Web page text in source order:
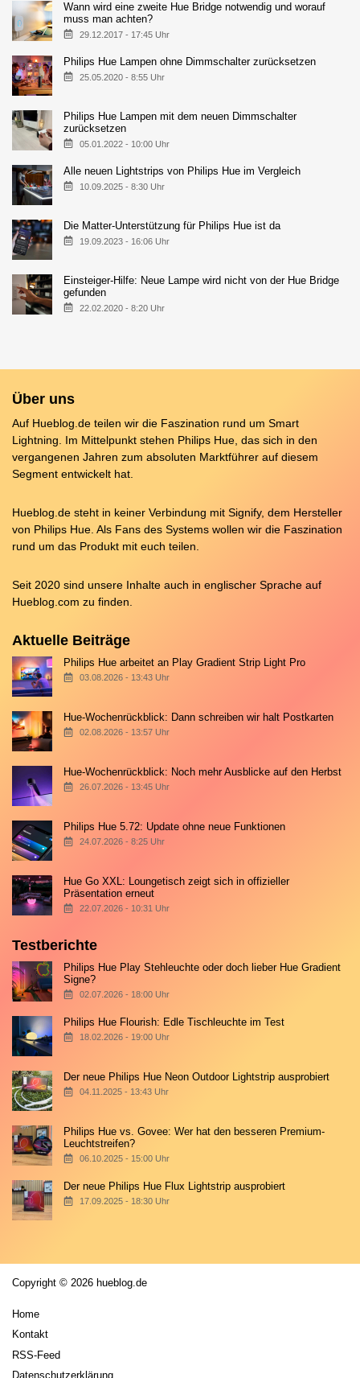
Wann wird eine zweite Hue Bridge notwendig und worauf
muss man achten?
29.12.2017 - 17:45 Uhr
Philips Hue Lampen ohne Dimmschalter zurücksetzen
25.05.2020 - 8:55 Uhr
Philips Hue Lampen mit dem neuen Dimmschalter
zurücksetzen
05.01.2022 - 10:00 Uhr
Alle neuen Lightstrips von Philips Hue im Vergleich
10.09.2025 - 8:30 Uhr
Die Matter-Unterstützung für Philips Hue ist da
19.09.2023 - 16:06 Uhr
Einsteiger-Hilfe: Neue Lampe wird nicht von der Hue Bridge
gefunden
22.02.2020 - 8:20 Uhr
Über uns
Auf Hueblog.de teilen wir die Faszination rund um Smart
Lightning. Im Mittelpunkt stehen Philips Hue, das sich in den
vergangenen Jahren zum absoluten Marktführer auf diesem
Segment entwickelt hat.
Hueblog.de steht in keiner Verbindung mit Signify, dem Hersteller
von Philips Hue. Als Fans des Systems wollen wir die Faszination
rund um das Produkt mit euch teilen.
Seit 2020 sind unsere Inhalte auch in englischer Sprache auf
Hueblog.com zu finden.
Aktuelle Beiträge
Philips Hue arbeitet an Play Gradient Strip Light Pro
03.08.2026 - 13:43 Uhr
Hue-Wochenrückblick: Dann schreiben wir halt Postkarten
02.08.2026 - 13:57 Uhr
Hue-Wochenrückblick: Noch mehr Ausblicke auf den Herbst
26.07.2026 - 13:45 Uhr
Philips Hue 5.72: Update ohne neue Funktionen
24.07.2026 - 8:25 Uhr
Hue Go XXL: Loungetisch zeigt sich in offizieller
Präsentation erneut
22.07.2026 - 10:31 Uhr
Testberichte
Philips Hue Play Stehleuchte oder doch lieber Hue Gradient
Signe?
02.07.2026 - 18:00 Uhr
Philips Hue Flourish: Edle Tischleuchte im Test
18.02.2026 - 19:00 Uhr
Der neue Philips Hue Neon Outdoor Lightstrip ausprobiert
04.11.2025 - 13:43 Uhr
Philips Hue vs. Govee: Wer hat den besseren Premium-
Leuchtstreifen?
06.10.2025 - 15:00 Uhr
Der neue Philips Hue Flux Lightstrip ausprobiert
17.09.2025 - 18:30 Uhr
Copyright © 2026 hueblog.de
Home
Kontakt
RSS-Feed
Datenschutzerklärung